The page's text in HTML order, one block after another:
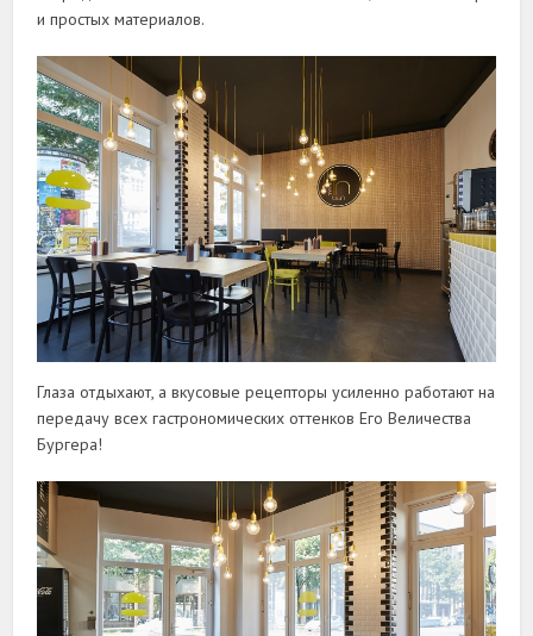
и простых материалов.
Глаза отдыхают, а вкусовые рецепторы усиленно работают на
передачу всех гастрономических оттенков Его Величества
Бургера!